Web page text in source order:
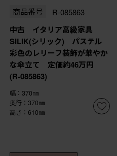
商品番号 R-085863
中古 イタリア高級家具
SILIK(シリック) パステル
彩色のレリーフ装飾が華やか
な傘立て 定価約46万円
(R-085863)
幅：370㎜
奥行：370㎜
高さ：610㎜